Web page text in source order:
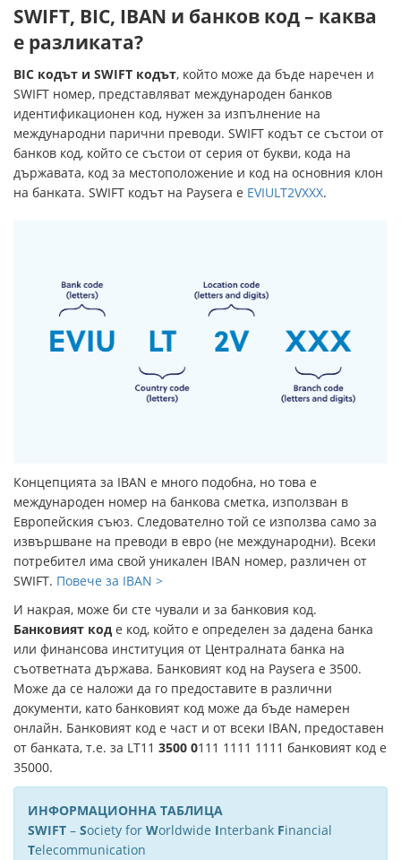
SWIFT, BIC, IBAN и банков код – каква
е разликата?
BIC кодът и SWIFT кодът, който може да бъде наречен и
SWIFT номер, представляват международен банков
идентификационен код, нужен за изпълнение на
международни парични преводи. SWIFT кодът се състои от
банков код, който се състои от серия от букви, кода на
държавата, код за местоположение и код на основния клон
на банката. SWIFT кодът на Paysera е EVIULT2VXXX.
Концепцията за IBAN е много подобна, но това е
международен номер на банкова сметка, използван в
Европейския съюз. Следователно той се използва само за
извършване на преводи в евро (не международни). Всеки
потребител има свой уникален IBAN номер, различен от
SWIFT. Повече за IBAN >
И накрая, може би сте чували и за банковия код.
Банковият код е код, който е определен за дадена банка
или финансова институция от Централната банка на
съответната държава. Банковият код на Paysera е 3500.
Може да се наложи да го предоставите в различни
документи, като банковият код може да бъде намерен
онлайн. Банковият код е част и от всеки IBAN, предоставен
от банката, т.е. за LT11 3500 0111 1111 1111 банковият код е
35000.
ИНФОРМАЦИОННА ТАБЛИЦА
SWIFT – Society for Worldwide Interbank Financial
Telecommunication